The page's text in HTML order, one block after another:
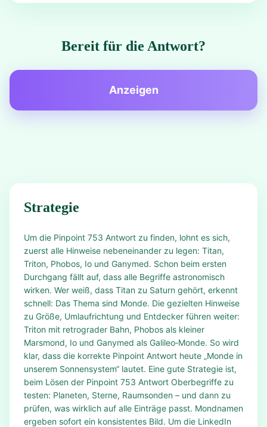
Bereit für die Antwort?
Anzeigen
Strategie
Um die Pinpoint 753 Antwort zu finden, lohnt es sich,
zuerst alle Hinweise nebeneinander zu legen: Titan,
Triton, Phobos, Io und Ganymed. Schon beim ersten
Durchgang fällt auf, dass alle Begriffe astronomisch
wirken. Wer weiß, dass Titan zu Saturn gehört, erkennt
schnell: Das Thema sind Monde. Die gezielten Hinweise
zu Größe, Umlaufrichtung und Entdecker führen weiter:
Triton mit retrograder Bahn, Phobos als kleiner
Marsmond, Io und Ganymed als Galileo‑Monde. So wird
klar, dass die korrekte Pinpoint Antwort heute „Monde in
unserem Sonnensystem“ lautet. Eine gute Strategie ist,
beim Lösen der Pinpoint 753 Antwort Oberbegriffe zu
testen: Planeten, Sterne, Raumsonden – und dann zu
prüfen, was wirklich auf alle Einträge passt. Mondnamen
ergeben sofort ein konsistentes Bild. Um die LinkedIn